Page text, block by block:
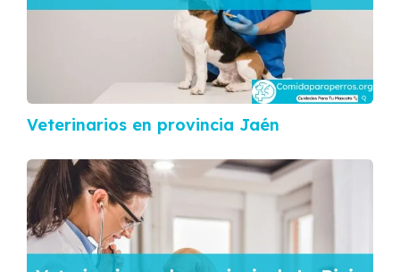
Veterinarios en provincia Jaén